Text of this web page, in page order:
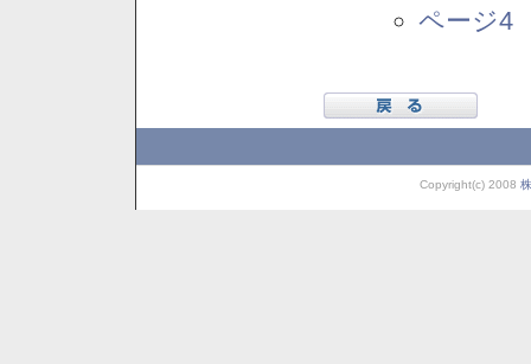
ページ4
Copyright(c) 2008